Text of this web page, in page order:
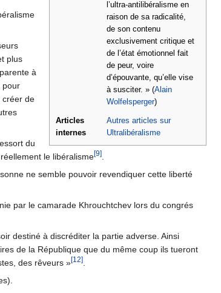
l’ultra-antilibéralisme en
raison de sa radicalité,
de son contenu
exclusivement critique et
de l’état émotionnel fait
de peur, voire
d’épouvante, qu’elle vise
à susciter. » (Alain
Wolfelsperger)
Articles
internes
Autres articles sur
Ultralibéralisme
plus
à
pour
créer de
du
le libéralisme[9].
ne semble pouvoir revendiquer cette liberté
par le camarade Khrouchtchev lors du congrés
destiné à discréditer la partie adverse. Ainsi
de la République que du même coup ils tueront
des rêveurs »[12].